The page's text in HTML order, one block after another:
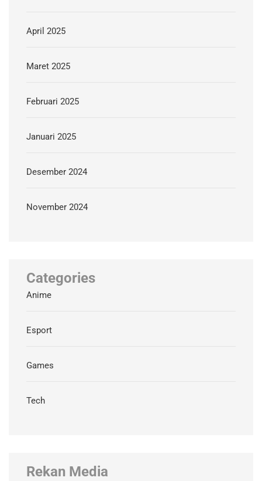
April 2025
Maret 2025
Februari 2025
Januari 2025
Desember 2024
November 2024
Categories
Anime
Esport
Games
Tech
Rekan Media